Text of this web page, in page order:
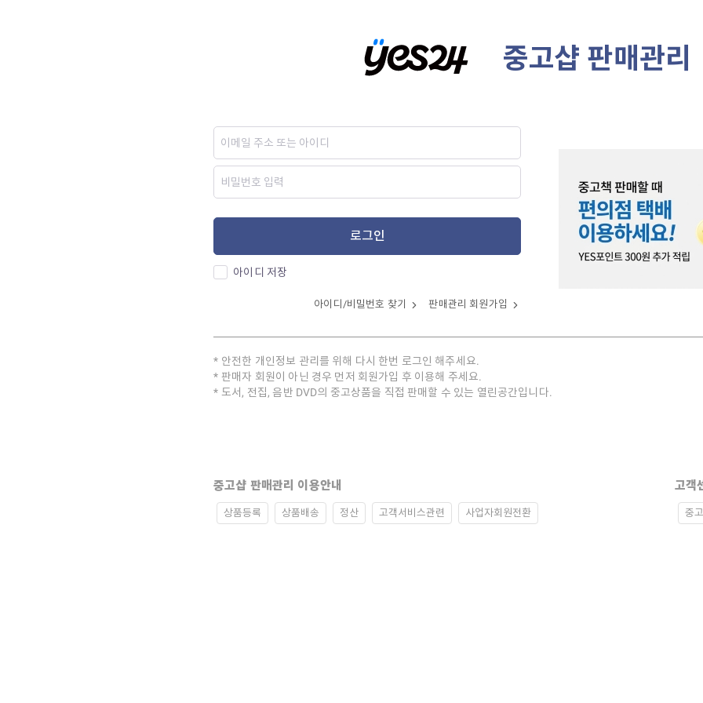
중고샵 판매관리
로그인
아이디 저장
아이디/비밀번호 찾기 판매관리 회원가입
안전한 개인정보 관리를 위해 다시 한번 로그인 해주세요.
판매자 회원이 아닌 경우 먼저 회원가입 후 이용해 주세요.
도서, 전집, 음반 DVD의 중고상품을 직접 판매할 수 있는 열린공간입니다.
중고샵 판매관리 이용안내
상품등록 상품배송 정산 고객서비스관련 사업자회원전환
고객
중